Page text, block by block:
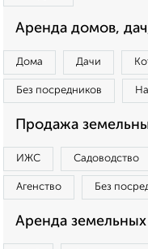
Аренда домов,
Дома Дачи
Без посредников
Продажа
ИЖС Садоводство
Агенство Без
Аренда земельных